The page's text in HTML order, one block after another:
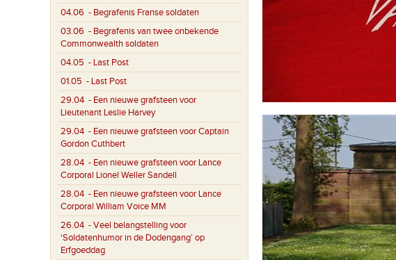
04.06 - Begrafenis Franse soldaten
03.06 - Begrafenis van twee onbekende
Commonwealth soldaten
04.05 - Last Post
01.05 - Last Post
29.04 - Een nieuwe grafsteen voor
Lieutenant Leslie Harvey
29.04 - Een nieuwe grafsteen voor Captain
Gordon Cuthbert
28.04 - Een nieuwe grafsteen voor Lance
Corporal Lionel Weller Sandell
28.04 - Een nieuwe grafsteen voor Lance
Corporal William Voice MM
26.04 - Veel belangstelling voor
‘Soldatenhumor in de Dodengang’ op
Erfgoeddag